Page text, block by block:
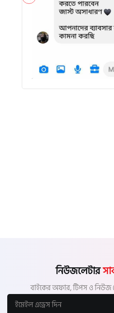
নিউজলেটার
বাইকের অফার, টিপস ও নিউজ